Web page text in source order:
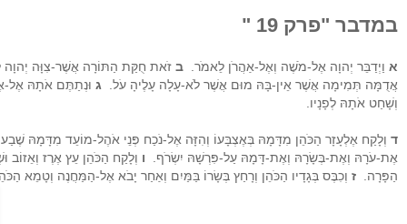
במדבר "פרק 19 "
א וַיְדַבֵּר יְהוָה אֶל-מֹשֶׁה וְאֶל-אַהֲרֹן לֵאמֹר. ב זֹאת חֻקַּת הַתּוֹרָה אֲשֶׁר-צִוָּה יְהוָה
אֲדֻמָּה תְּמִימָה אֲשֶׁר אֵין-בָּהּ מוּם אֲשֶׁר לֹא-עָלָה עָלֶיהָ עֹל. ג וּנְתַתֶּם אֹתָהּ אֶל-
וְשָׁחַט אֹתָהּ לְפָנָיו.
ד וְלָקַח אֶלְעָזָר הַכֹּהֵן מִדָּמָהּ בְּאֶצְבָּעוֹ וְהִזָּה אֶל-נֹכַח פְּנֵי אֹהֶל-מוֹעֵד מִדָּמָהּ
אֶת-עֹרָהּ וְאֶת-בְּשָׂרָהּ וְאֶת-דָּמָהּ עַל-פִּרְשָׁהּ יִשְׂרֹף. ו וְלָקַח הַכֹּהֵן עֵץ אֶרֶז וְאֵזוֹב
הַפָּרָה. ז וְכִבֶּס בְּגָדָיו הַכֹּהֵן וְרָחַץ בְּשָׂרוֹ בַּמַּיִם וְאַחַר יָבֹא אֶל-הַמַּחֲנֶה וְטָמֵא